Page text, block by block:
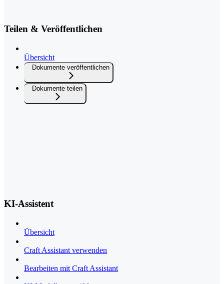
Teilen & Veröffentlichen
Übersicht
Dokumente veröffentlichen
Dokumente teilen
KI-Assistent
Übersicht
Craft Assistant verwenden
Bearbeiten mit Craft Assistant